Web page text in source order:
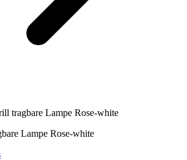
tragbare Lampe Rose-white
Lampe Rose-white